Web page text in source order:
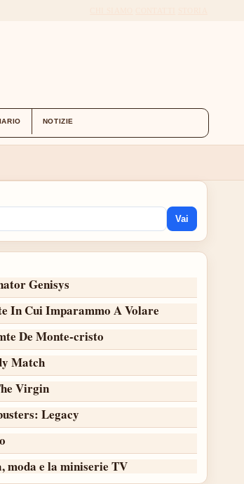
NOTIZIE
Vai
Genisys
In Cui Imparammo A Volare
De Monte-cristo
Match
Virgin
Legacy
moda e la miniserie TV